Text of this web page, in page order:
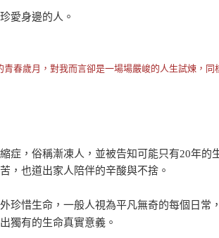
愛身邊的人。
春歲月，對我而言卻是一場場嚴峻的人生試煉，
症，俗稱漸凍人，並被告知可能只有20年的
，也道出家人陪伴的辛酸與不捨。
珍惜生命，一般人視為平凡無奇的每個日常
獨有的生命真實意義。